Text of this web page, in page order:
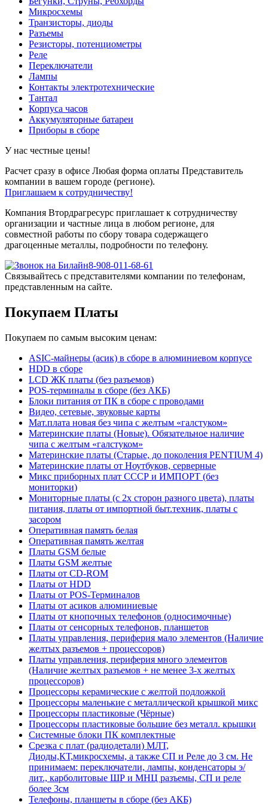
Микросхемы
Транзисторы, диоды
Разъемы
Резисторы, потенциометры
Реле
Переключатели
Лампы
Контакты электротехнические
Тантал
Корпуса часов
Аккумуляторные батареи
Приборы в сборе
У нас честные цены!
Расчет сразу в офисе Любая форма оплаты Представитель
компании в вашем городе (регионе).
Приглашаем к сотрудничеству!
Компания Втордрагресурс приглашает к сотрудничеству
организации и частные лица в любом регионе, для
совместной работы по сбору товара содержащего
драгоценные металлы, подробности по телефону.
8-908-011-68-61
Связывайтесь с представителями компании по телефонам,
представленным на сайте.
Покупаем Платы
Покупаем по самым высоким ценам:
ASIC-майнеры (асик) в сборе в алюминиевом корпусе
HDD в сборе
LCD ЖК платы (без разъемов)
POS-терминалы в сборе (без АКБ)
Блоки питания от ПК в сборе с проводами
Видео, сетевые, звуковые карты
Мат.плата новая без чипа с желтым «галстуком»
Материнские платы (Новые). Обязательное наличие
чипа с желтым «галстуком»
Материнские платы (Старые, до поколения PENTIUM 4)
Материнские платы от Ноутбуков, серверные
Микс приборных плат СССР и ИМПОРТ (без
мониторки)
Мониторные платы (с 2х сторон разного цвета), платы
питания, платы от импортной быт.техник, платы с
засором
Оперативная память белая
Оперативная память желтая
Платы GSM белые
Платы GSM желтые
Платы от CD-ROM
Платы от HDD
Платы от POS-Терминалов
Платы от асиков алюминиевые
Платы от кнопочных телефонов (односимочные)
Платы от сенсорных телефонов, планшетов
Платы управления, периферия мало элементов (Наличие
желтых разъемов + процессоров)
Платы управления, периферия много элементов
(Наличие желтых разъемов + не менее 3-х желтых
процессоров)
Процессоры керамические с желтой подложкой
Процессоры маленькие с металлической крышкой микс
Процессоры пластиковые (Чёрные)
Процессоры пластиковые большие без металл. крышки
Системные блоки ПК комплектные
Срезка с плат (радиодетали) МЛТ,
Диоды,КТ,микросхемы, а также СП и Реле до 3 см. Не
принимаем: переключатели, лампы, конденсаторы э/
лит., карболитовые ШР и МНЦ разъемы, СП и реле
более 3см
Телефоны, планшеты в сборе (без АКБ)